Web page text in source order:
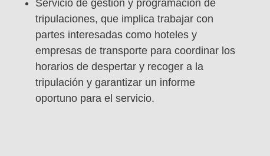
Servicio de gestión y programación de
tripulaciones, que implica trabajar con
partes interesadas como hoteles y
empresas de transporte para coordinar los
horarios de despertar y recoger a la
tripulación y garantizar un informe
oportuno para el servicio.